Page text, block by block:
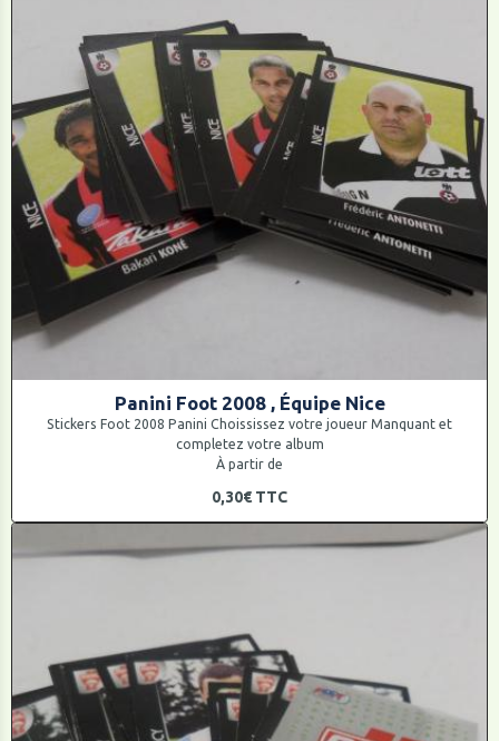
Panini Foot 2008 , Équipe Nice
Stickers Foot 2008 Panini Choississez votre joueur Manquant et
completez votre album
À partir de
0,30€ TTC